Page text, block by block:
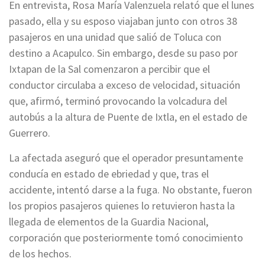
En entrevista, Rosa María Valenzuela relató que el lunes
pasado, ella y su esposo viajaban junto con otros 38
pasajeros en una unidad que salió de Toluca con
destino a Acapulco. Sin embargo, desde su paso por
Ixtapan de la Sal comenzaron a percibir que el
conductor circulaba a exceso de velocidad, situación
que, afirmó, terminó provocando la volcadura del
autobús a la altura de Puente de Ixtla, en el estado de
Guerrero.
La afectada aseguró que el operador presuntamente
conducía en estado de ebriedad y que, tras el
accidente, intentó darse a la fuga. No obstante, fueron
los propios pasajeros quienes lo retuvieron hasta la
llegada de elementos de la Guardia Nacional,
corporación que posteriormente tomó conocimiento
de los hechos.